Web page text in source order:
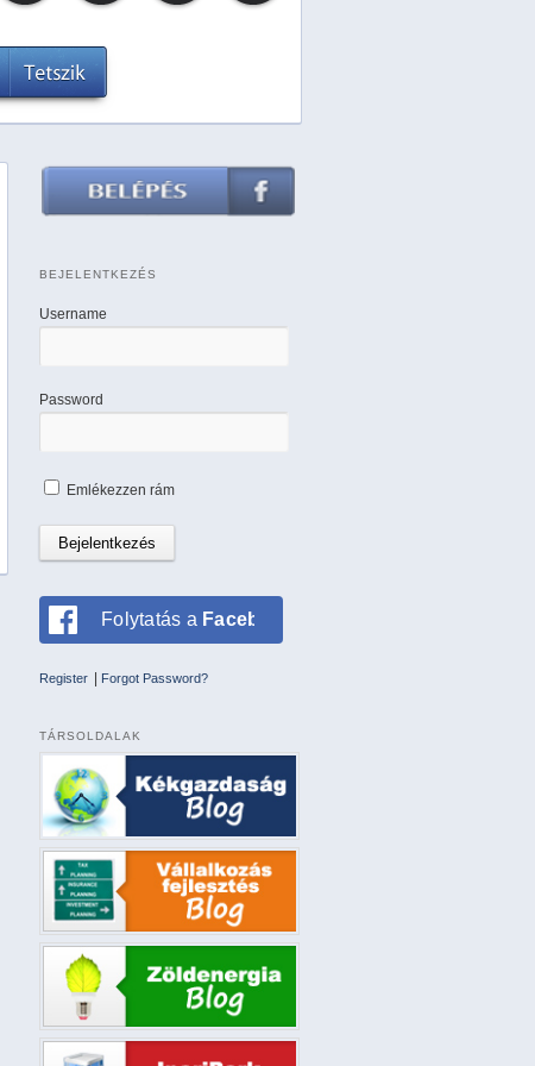
BEJELENTKEZÉS
Username
Password
Emlékezzen rám
Folytatás a Facebookkal
Register Forgot Password?
TÁRSOLDALAK